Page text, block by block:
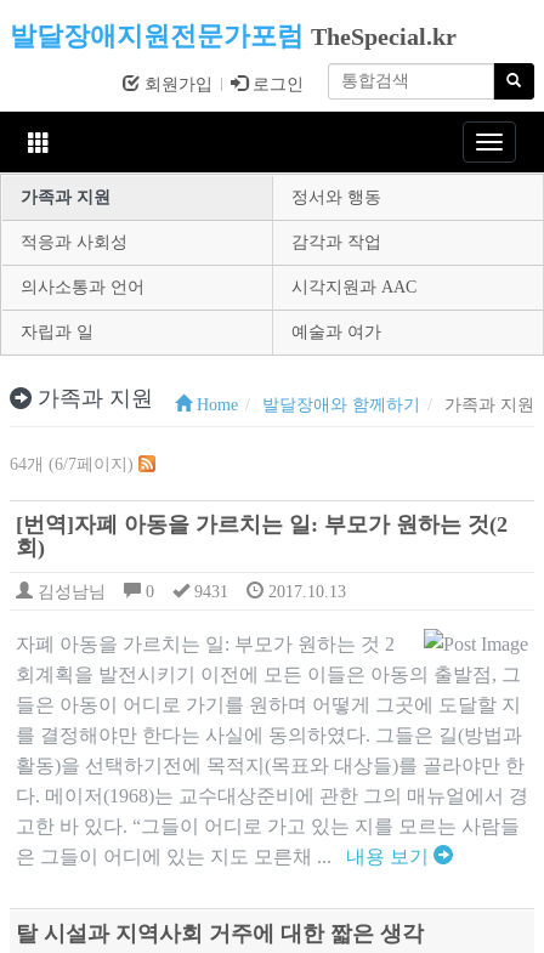
발달장애지원전문가포럼 TheSpecial.kr
회원가입 로그인
Toggle
가족과 지원
정서와 행동
적응과 사회성 감각과 작업
의사소통과 언어 시각지원과 AAC
자립과 일 예술과 여가
가족과 지원 Home 발달장애와 함께하기 가족과 지원
64개 (6/7페이지)
[번역]자폐 아동을 가르치는 일: 부모가 원하는 것(2
회)
김성남님 0 9431 2017.10.13
​자폐 아동을 가르치는 일: 부모가 원하는 것 2
회계획을 발전시키기 이전에 모든 이들은 아동의 출발점, 그
들은 아동이 어디로 가기를 원하며 어떻게 그곳에 도달할 지
를 결정해야만 한다는 사실에 동의하였다. 그들은 길(방법과
활동)을 선택하기전에 목적지(목표와 대상들)를 골라야만 한
다. 메이저(1968)는 교수대상준비에 관한 그의 매뉴얼에서 경
고한 바 있다. “그들이 어디로 가고 있는 지를 모르는 사람들
은 그들이 어디에 있는 지도 모른채 ... 내용 보기
탈 시설과 지역사회 거주에 대한 짧은 생각